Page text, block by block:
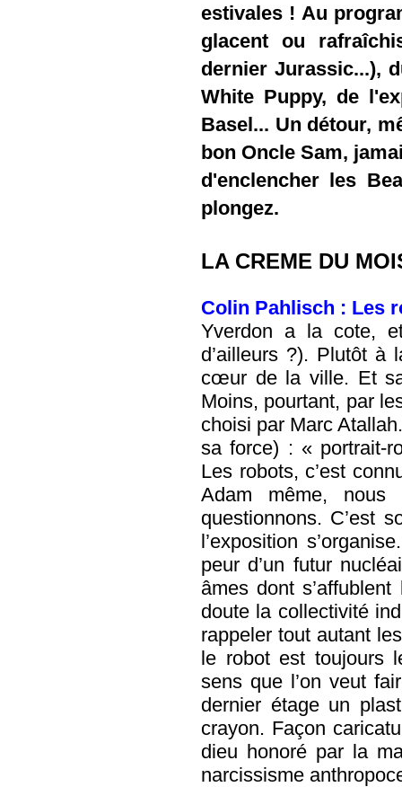
estivales ! Au
glacent ou
dernier Jurassic...),
White Puppy, de
Basel... Un détour,
bon Oncle Sam,
d'enclencher les
plongez.
LA CREME DU
Colin Pahlisch : Les
Yverdon a la cote,
d’ailleurs ?). Plutôt à
cœur de la ville. Et sa
Moins, pourtant, par
choisi par Marc
sa force) : « portrait-
Les robots, c’est
Adam même, nous
questionnons. C’est
l’exposition
peur d’un futur
âmes dont
doute la collectivité
rappeler tout autant
le robot est toujours
sens que l’on veut
dernier étage un
crayon. Façon
dieu honoré par la
narcissisme